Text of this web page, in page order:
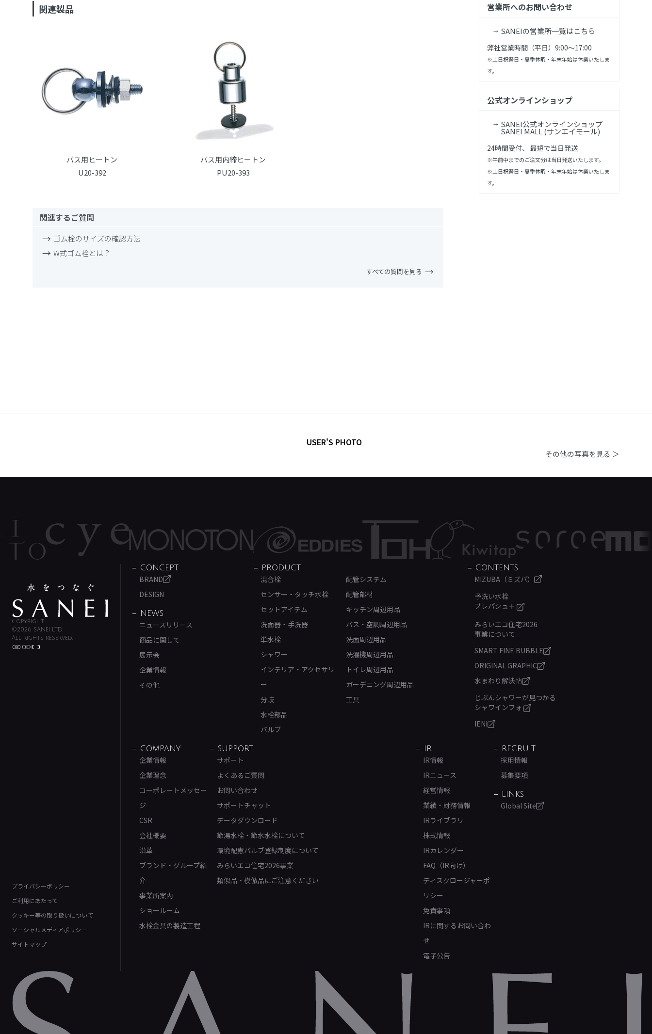
関連製品
バス用ヒートン
U20-392
バス用内締ヒートン
PU20-393
関連するご質問
ゴム栓のサイズの確認方法
W式ゴム栓とは？
すべての質問を見る
営業所へのお問い合わせ
SANEIの営業所一覧はこちら
弊社営業時間（平日）9:00～17:00
※土日祝祭日・夏季休暇・年末年始は休業いたしま
す。
公式オンラインショップ
SANEI公式オンラインショップ
SANEI MALL (サンエイモール)
24時間受付、 最短で当日発送
※午前中までのご注文分は当日発送いたします。
※土日祝祭日・夏季休暇・年末年始は休業いたしま
す。
USER'S PHOTO
その他の写真を見る ＞
Copyright
©2026 SANEI LTD.
All rights reserved.
プライバシーポリシー
ご利用にあたって
クッキー等の取り扱いについて
ソーシャルメディアポリシー
サイトマップ
CONCEPT
BRAND
DESIGN
NEWS
ニュースリリース
商品に関して
展示会
企業情報
その他
PRODUCT
混合栓
センサー・タッチ水栓
セットアイテム
洗面器・手洗器
単水栓
シャワー
インテリア・アクセサリ
ー
分岐
水栓部品
バルブ
配管システム
配管部材
キッチン周辺用品
バス・空調周辺用品
洗面周辺用品
洗濯機周辺用品
トイレ周辺用品
ガーデニング周辺用品
工具
CONTENTS
MIZUBA（ミズバ）
予洗い水栓
プレパシュ＋
みらいエコ住宅2026
事業について
SMART FINE BUBBLE
ORIGINAL GRAPHIC
水まわり解決帖
じぶんシャワーが見つかる
シャワインフォ
IENI
COMPANY
企業情報
企業理念
コーポレートメッセー
ジ
CSR
会社概要
沿革
ブランド・グループ紹
介
事業所案内
ショールーム
水栓金具の製造工程
SUPPORT
サポート
よくあるご質問
お問い合わせ
サポートチャット
データダウンロード
節湯水栓・節水水栓について
環境配慮バルブ登録制度について
みらいエコ住宅2026事業
類似品・模倣品にご注意ください
IR
IR情報
IRニュース
経営情報
業績・財務情報
IRライブラリ
株式情報
IRカレンダー
FAQ（IR向け）
ディスクロージャーポ
リシー
免責事項
IRに関するお問い合わ
せ
電子公告
RECRUIT
採用情報
募集要項
LINKS
Global Site